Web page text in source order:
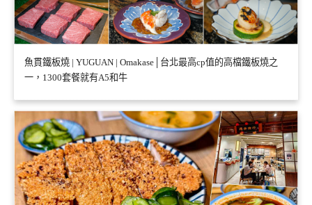
魚貫鐵板燒 | YUGUAN | Omakase│台北最高cp值的高檔鐵板燒之
一，1300套餐就有A5和牛